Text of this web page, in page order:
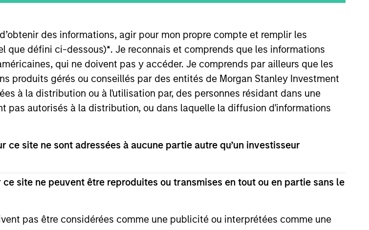
des informations, agir pour mon propre compte et remplir les
que défini ci-dessous)*. Je reconnais et comprends que les informations
qui ne doivent pas y accéder. Je comprends par ailleurs que les
produits gérés ou conseillés par des entités de Morgan Stanley Investment
à la distribution ou à l'utilisation par, des personnes résidant dans une
pas autorisés à la distribution, ou dans laquelle la diffusion d'informations
site ne sont adressées à aucune partie autre qu’un investisseur
site ne peuvent être reproduites ou transmises en tout ou en partie sans le
pas être considérées comme une publicité ou interprétées comme une
Industrials and Transportation Group where he was
M&A and IPO transactions. Before that Mr. Hu was a summer analyst
and natural resources clients. He holds a B.A. in Mathematics-